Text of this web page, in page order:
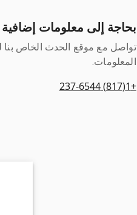
بحاجة إلى معلومات إضافية
تواصل مع موقع الحدث الخاص بنا
المعلومات.
+1(817) 237-6544